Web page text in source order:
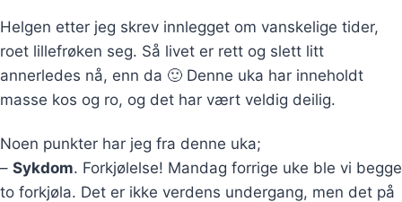
Helgen etter jeg skrev innlegget om vanskelige tider,
roet lillefrøken seg. Så livet er rett og slett litt
annerledes nå, enn da 🙂 Denne uka har inneholdt
masse kos og ro, og det har vært veldig deilig.
Noen punkter har jeg fra denne uka;
– Sykdom. Forkjølelse! Mandag forrige uke ble vi begge
to forkjøla. Det er ikke verdens undergang, men det på